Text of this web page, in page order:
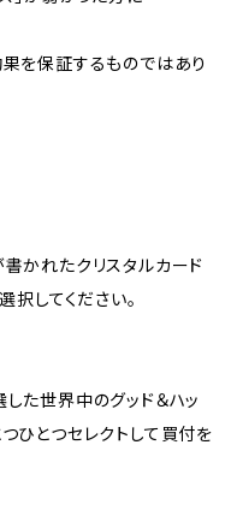
を保証するものではあり
かれたクリスタルカード
択してください。
た世界中のグッド＆ハッ
ひとつセレクトして買付を